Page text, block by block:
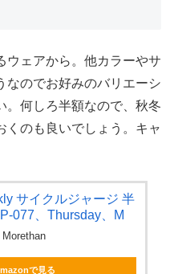
ウェアから。他カラーやサ
なのでお好みのバリエーシ
。何しろ半額なので、秋冬
くのも良いでしょう。キャ
サイクルジャージ 半
077、Thursday、M
Morethan
で見る